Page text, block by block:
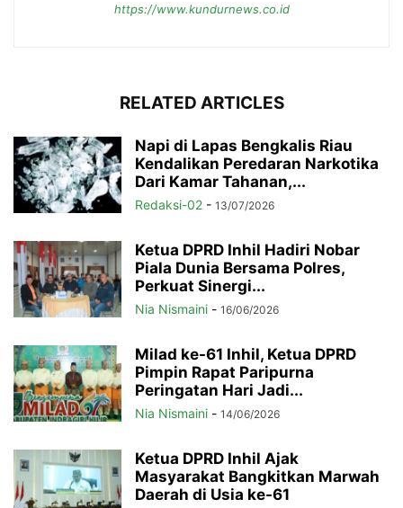
https://www.kundurnews.co.id
RELATED ARTICLES
Napi di Lapas Bengkalis Riau
Kendalikan Peredaran Narkotika
Dari Kamar Tahanan,...
Redaksi-02 - 13/07/2026
Ketua DPRD Inhil Hadiri Nobar
Piala Dunia Bersama Polres,
Perkuat Sinergi...
Nia Nismaini - 16/06/2026
Milad ke-61 Inhil, Ketua DPRD
Pimpin Rapat Paripurna
Peringatan Hari Jadi...
Nia Nismaini - 14/06/2026
Ketua DPRD Inhil Ajak
Masyarakat Bangkitkan Marwah
Daerah di Usia ke-61